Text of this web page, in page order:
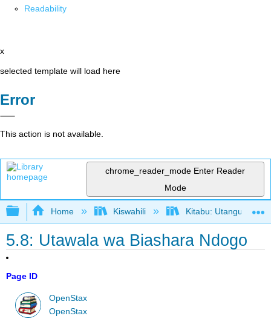
Readability
x
selected template will load here
Error
This action is not available.
chrome_reader_mode Enter Reader
Mode
Expand/collapse global hierarchy
Home Kiswahili Kitabu: Utangulizi wa
5.8: Utawala wa Biashara Ndogo
Page ID
OpenStax
OpenStax